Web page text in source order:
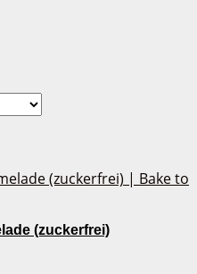
(zuckerfrei)